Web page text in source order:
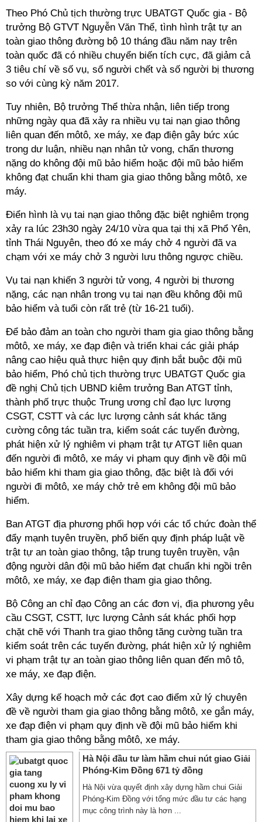
Theo Phó Chủ tịch thường trực UBATGT Quốc gia - Bộ
trưởng Bộ GTVT Nguyễn Văn Thể, tình hình trật tự an
toàn giao thông đường bộ 10 tháng đầu năm nay trên
toàn quốc đã có nhiều chuyển biến tích cực, đã giảm cả
3 tiêu chí về số vụ, số người chết và số người bị thương
so với cùng kỳ năm 2017.
Tuy nhiên, Bộ trưởng Thể thừa nhận, liên tiếp trong
những ngày qua đã xảy ra nhiều vụ tai nạn giao thông
liên quan đến môtô, xe máy, xe đạp điện gây bức xúc
trong dư luận, nhiều nạn nhân tử vong, chấn thương
nặng do không đội mũ bảo hiểm hoặc đội mũ bảo hiểm
không đạt chuẩn khi tham gia giao thông bằng môtô, xe
máy.
Điển hình là vụ tai nạn giao thông đặc biệt nghiêm trọng
xảy ra lúc 23h30 ngày 24/10 vừa qua tại thị xã Phổ Yên,
tỉnh Thái Nguyên, theo đó xe máy chở 4 người đã va
chạm với xe máy chở 3 người lưu thông ngược chiều.
Vụ tai nạn khiến 3 người tử vong, 4 người bị thương
nặng, các nạn nhân trong vụ tai nạn đều không đội mũ
bảo hiểm và tuổi còn rất trẻ (từ 16-21 tuổi).
Để bảo đảm an toàn cho người tham gia giao thông bằng
môtô, xe máy, xe đạp điện và triển khai các giải pháp
nâng cao hiệu quả thực hiện quy định bắt buộc đội mũ
bảo hiểm, Phó chủ tịch thường trực UBATGT Quốc gia
đề nghị Chủ tịch UBND kiêm trưởng Ban ATGT tỉnh,
thành phố trực thuộc Trung ương chỉ đạo lực lượng
CSGT, CSTT và các lực lượng cảnh sát khác tăng
cường công tác tuần tra, kiểm soát các tuyến đường,
phát hiện xử lý nghiêm vi phạm trật tự ATGT liên quan
đến người đi môtô, xe máy vi phạm quy định về đội mũ
bảo hiểm khi tham gia giao thông, đặc biệt là đối với
người đi môtô, xe máy chở trẻ em không đội mũ bảo
hiểm.
Ban ATGT địa phương phối hợp với các tổ chức đoàn thể
đẩy mạnh tuyên truyền, phổ biến quy định pháp luật về
trật tự an toàn giao thông, tập trung tuyên truyền, vận
động người dân đội mũ bảo hiểm đạt chuẩn khi ngồi trên
môtô, xe máy, xe đạp điện tham gia giao thông.
Bộ Công an chỉ đạo Công an các đơn vị, địa phương yêu
cầu CSGT, CSTT, lực lượng Cảnh sát khác phối hợp
chặt chẽ với Thanh tra giao thông tăng cường tuần tra
kiểm soát trên các tuyến đường, phát hiện xử lý nghiêm
vi phạm trật tự an toàn giao thông liên quan đến mô tô,
xe máy, xe đạp điện.
Xây dựng kế hoạch mở các đợt cao điểm xử lý chuyên
đề về người tham gia giao thông bằng môtô, xe gắn máy,
xe đạp điện vi phạm quy định về đội mũ bảo hiểm khi
tham gia giao thông bằng môtô, xe máy.
Hà Nội đầu tư làm hầm chui nút giao Giải
Phóng-Kim Đồng 671 tỷ đồng
Hà Nội vừa quyết định xây dựng hầm chui Giải
Phóng-Kim Đồng với tổng mức đầu tư các hạng
mục công trình này là hơn ...